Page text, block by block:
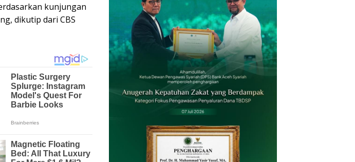
kunjungan
dikutip dari CBS